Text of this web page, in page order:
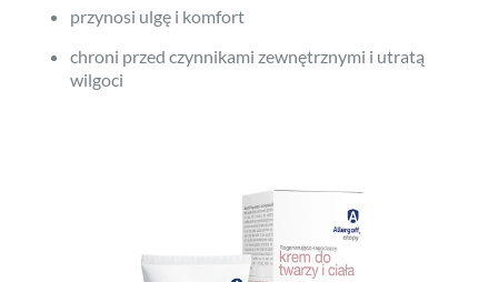
przynosi ulgę i komfort
chroni przed czynnikami zewnętrznymi i utratą
wilgoci